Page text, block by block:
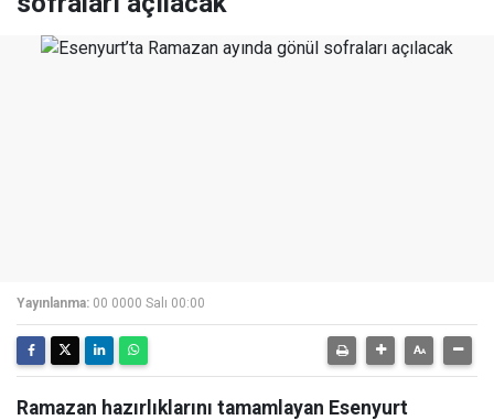
Yayınlanma: 00 0000 Salı 00:00
Ramazan hazırlıklarını tamamlayan Esenyurt